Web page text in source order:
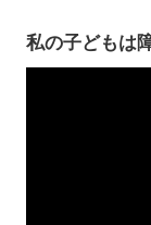
私の子どもは